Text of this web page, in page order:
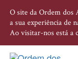
O site da Ordem dos
a sua experiência de
Ao visitar-nos está a